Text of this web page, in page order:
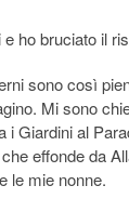
ho bruciato il
sono così
Mi sono
i Giardini al
effonde da
le mie nonne.